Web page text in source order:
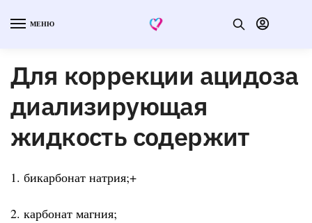
МЕНЮ
Для коррекции ацидоза
диализирующая
жидкость содержит
1. бикарбонат натрия;+
2. карбонат магния;